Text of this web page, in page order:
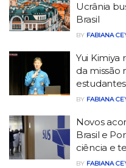
Ucrânia
Brasil
BY FABIANA
Yui Kimiya
da missão
estudantes
BY FABIANA
Novos
Brasil e
ciência e
BY FABIANA